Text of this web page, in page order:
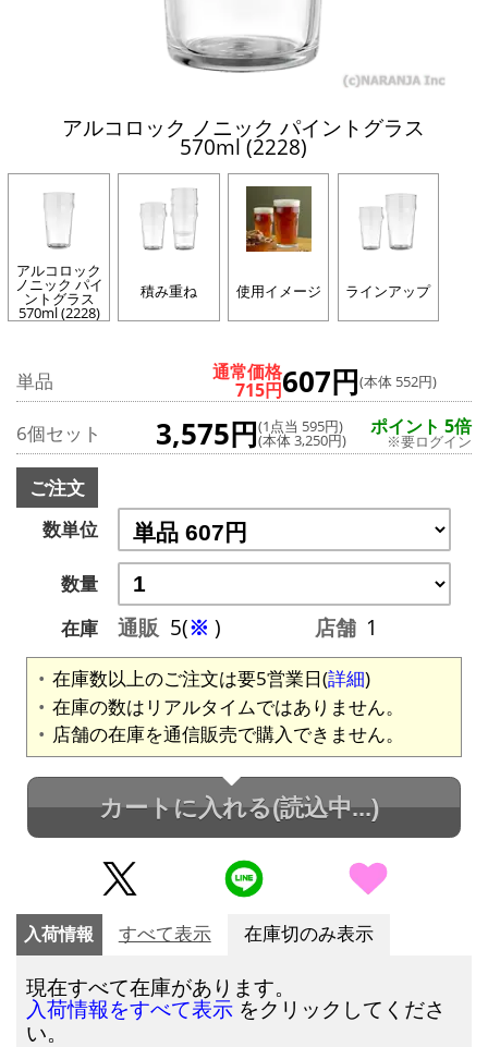
アルコロック ノニック パイントグラス
570ml (2228)
アルコロック
ノニック パイ
ントグラス
570ml (2228)
積み重ね 使用イメージ ラインアップ
単品 通常価格
715円607円(本体 552円)
6個セット 3,575円(1点当 595円)
(本体 3,250円)
ポイント 5倍
※要ログイン
ご注文
数単位
数量
在庫
通販 5(※ ) 店舗 1
在庫数以上のご注文は要5営業日(詳細)
在庫の数はリアルタイムではありません。
店舗の在庫を通信販売で購入できません。
カートに入れる(読込中...)
入荷情報 すべて表示 在庫切のみ表示
現在すべて在庫があります。
入荷情報をすべて表示 をクリックしてくださ
い。